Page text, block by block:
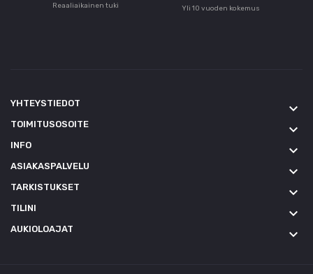
Reaaliaikainen tuki Yli 10 vuoden kokemus
YHTEYSTIEDOT keyboard_arrow_down
TOIMITUSOSOITE keyboard_arrow_down
INFO keyboard_arrow_down
ASIAKASPALVELU keyboard_arrow_down
TARKISTUKSET keyboard_arrow_down
TILINI keyboard_arrow_down
AUKIOLOAJAT keyboard_arrow_down